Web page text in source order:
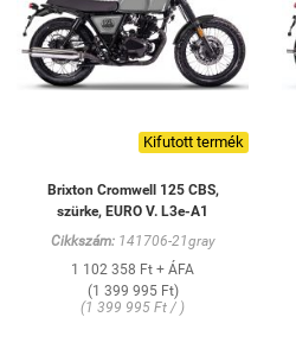
Kifutott termék
Brixton Cromwell 125 CBS,
szürke, EURO V. L3e-A1
Cikkszám:141706-21gray
1 102 358 Ft + ÁFA
(1 399 995 Ft)
(1 399 995 Ft / )